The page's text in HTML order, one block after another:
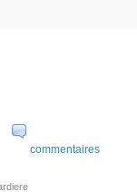
commentaires